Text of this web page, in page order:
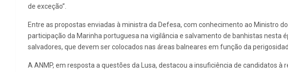
de exceção”.
Entre as propostas enviadas à ministra da Defesa, com conhecimento ao Ministro
participação da Marinha portuguesa na vigilância e salvamento de banhistas
salvadores, que devem ser colocados nas áreas balneares em função da
A ANMP, em resposta a questões da Lusa, destacou a insuficiência de candidatos